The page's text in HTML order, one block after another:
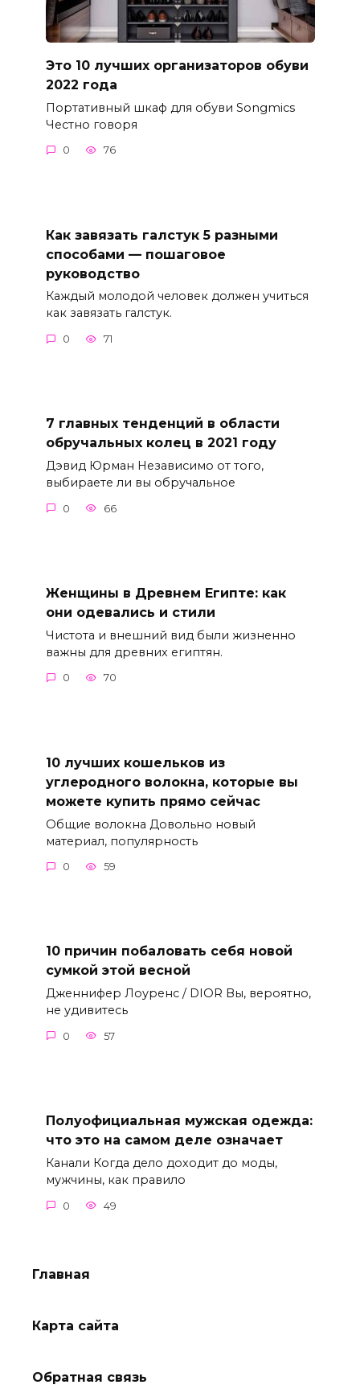
Это 10 лучших организаторов обуви
2022 года
Портативный шкаф для обуви Songmics
Честно говоря
0 76
Как завязать галстук 5 разными
способами — пошаговое
руководство
Каждый молодой человек должен учиться
как завязать галстук.
0 71
7 главных тенденций в области
обручальных колец в 2021 году
Дэвид Юрман Независимо от того,
выбираете ли вы обручальное
0 66
Женщины в Древнем Египте: как
они одевались и стили
Чистота и внешний вид были жизненно
важны для древних египтян.
0 70
10 лучших кошельков из
углеродного волокна, которые вы
можете купить прямо сейчас
Общие волокна Довольно новый
материал, популярность
0 59
10 причин побаловать себя новой
сумкой этой весной
Дженнифер Лоуренс / DIOR Вы, вероятно,
не удивитесь
0 57
Полуофициальная мужская одежда:
что это на самом деле означает
Канали Когда дело доходит до моды,
мужчины, как правило
0 49
Главная
Карта сайта
Обратная связь